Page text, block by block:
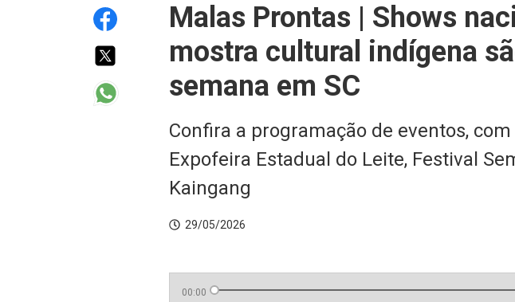
Malas Prontas | Shows
mostra cultural indígena
semana em SC
Confira a programação de eventos,
Expofeira Estadual do Leite, Festival
Kaingang
29/05/2026
00:00